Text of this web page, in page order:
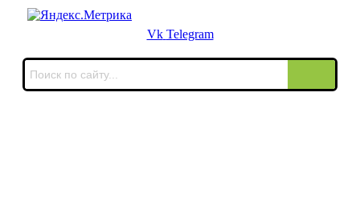
Vk Telegram